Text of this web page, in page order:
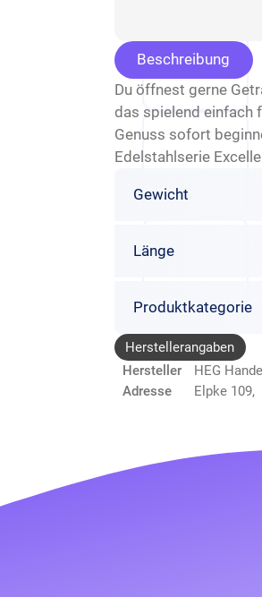
Beschreibung
Du öffnest gerne
das spielend einfach
Genuss sofort
Edelstahlserie
Gewicht
Länge
Produktkategorie
Herstellerangaben
Hersteller
HEG
Adresse
Elpke